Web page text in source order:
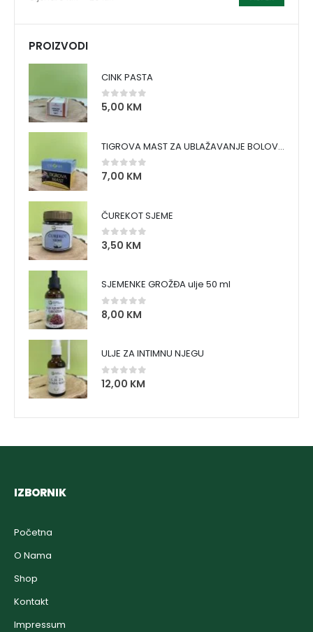
PROIZVODI
CINK PASTA
0 out of 5
5,00 KM
TIGROVA MAST ZA UBLAŽAVANJE BOLOVA I ZAGRIJAVANJE MIŠIĆA
0 out of 5
7,00 KM
ČUREKOT SJEME
0 out of 5
3,50 KM
SJEMENKE GROŽĐA ulje 50 ml
0 out of 5
8,00 KM
ULJE ZA INTIMNU NJEGU
0out of 5
12,00 KM
IZBORNIK
Početna
O Nama
Shop
Kontakt
Impressum